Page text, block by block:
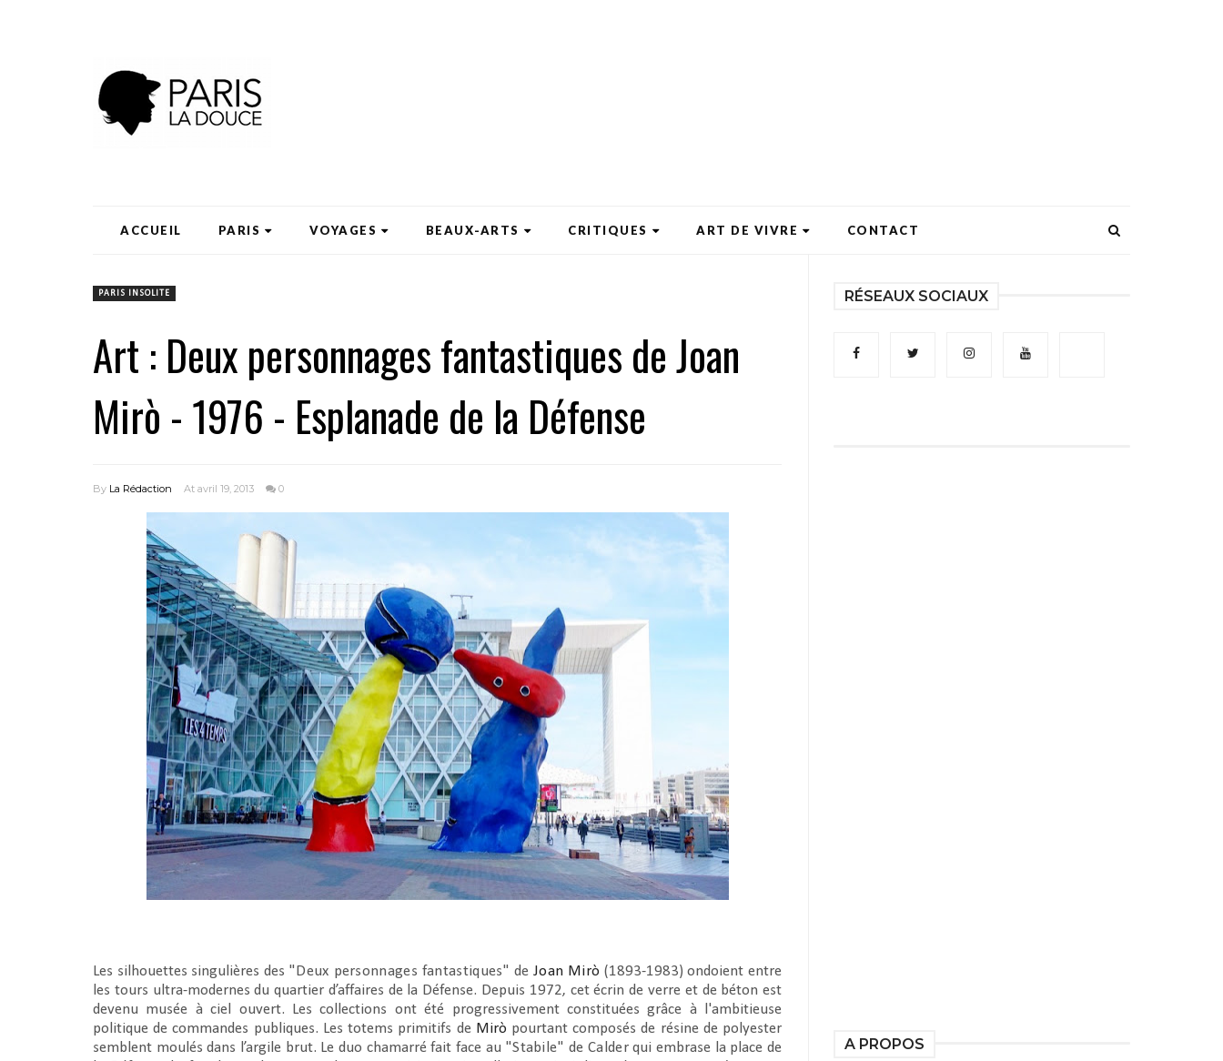
ACCUEIL PARIS VOYAGES BEAUX-ARTS CRITIQUES ART DE VIVRE CONTACT
PARIS INSOLITE
Art : Deux personnages fantastiques de Joan
Mirò - 1976 - Esplanade de la Défense
By La Rédaction At avril 19, 2013 0
Les silhouettes singulières des " Deux personnages fantastiques" de Joan Mirò (1893-1983) ondoient entre
les tours ultra-modernes du quartier d’affaires de la Défense. Depuis 1972, cet écrin de verre et de béton est
devenu musée à ciel ouvert. Les collections ont été progressivement constituées grâce à l'ambitieuse
politique de commandes publiques. Les totems primitifs de Mirò pourtant composés de résine de polyester
semblent moulés dans l’argile brut. Le duo chamarré fait face au "Stabile" de Calderqui embrase la place de
RÉSEAUX SOCIAUX
A PROPOS